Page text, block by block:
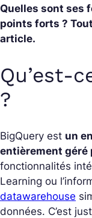
Quelles sont ses
points forts ?
article.
Qu’est-
?
BigQuery est un
entièrement géré
fonctionnalités
Learning ou
datawarehouse
données. C’est